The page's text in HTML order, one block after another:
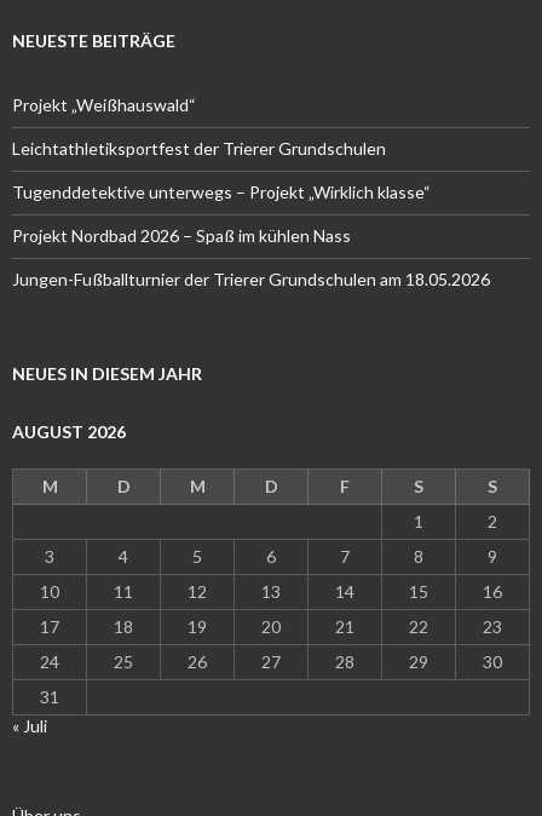
NEUESTE BEITRÄGE
Projekt „Weißhauswald“
Leichtathletiksportfest der Trierer Grundschulen
Tugenddetektive unterwegs – Projekt „Wirklich klasse“
Projekt Nordbad 2026 – Spaß im kühlen Nass
Jungen-Fußballturnier der Trierer Grundschulen am 18.05.2026
NEUES IN DIESEM JAHR
AUGUST 2026
M D M D F S
S
1
2
3
4 5 6 7 8
9
10
11 12 13 14 15
16
17
18 19 20 21 22
23
24
25 26 27 28 29
30
31
« Juli